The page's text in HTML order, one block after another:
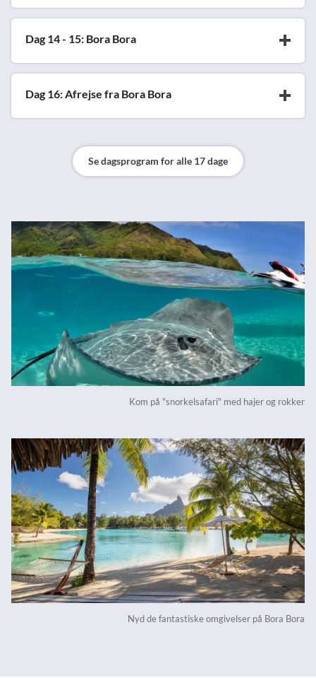
Dag 14 - 15: Bora Bora
Dag 16: Afrejse fra Bora Bora
Se dagsprogram for alle 17 dage
Kom på "snorkelsafari" med hajer og rokker
Nyd de fantastiske omgivelser på Bora Bora